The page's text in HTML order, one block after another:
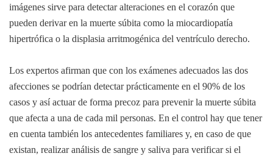
imágenes sirve para detectar alteraciones en el corazón que
pueden derivar en la muerte súbita como la miocardiopatía
hipertrófica o la displasia arritmogénica del ventrículo derecho.
Los expertos afirman que con los exámenes adecuados las dos
afecciones se podrían detectar prácticamente en el 90% de los
casos y así actuar de forma precoz para prevenir la muerte súbita
que afecta a una de cada mil personas. En el control hay que tener
en cuenta también los antecedentes familiares y, en caso de que
existan, realizar análisis de sangre y saliva para verificar si el